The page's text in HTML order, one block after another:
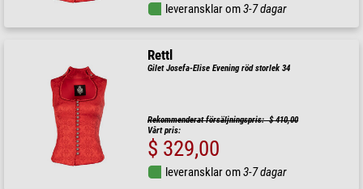
leveransklar om3-7 dagar
Rettl
Gilet Josefa-Elise Evening röd storlek 34
Rekommenderat försäljningspris: $ 410,00
Vårt pris:
$ 329,00
leveransklar om3-7 dagar